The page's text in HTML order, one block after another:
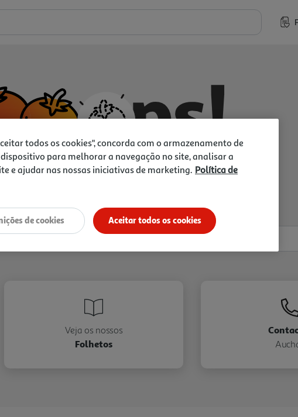
tentar de novo?
Veja os nossos
Folhetos
todos os cookies", concorda com o armazenamento de
dispositivo para melhorar a navegação no site, analisar a
e ajudar nas nossas iniciativas de marketing. Política de
Aceitar todos os cookies
de cookies